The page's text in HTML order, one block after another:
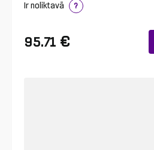
Ir noliktavā ?
95.71 €